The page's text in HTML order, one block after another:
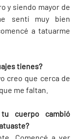
y siendo mayor de
sentí muy bien
a tatuarme
tienes?
creo que cerca de
me faltan.
cuerpo cambió